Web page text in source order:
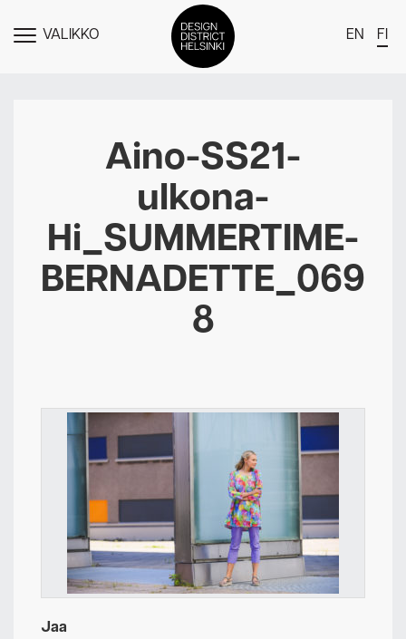
NÄYTÄVALIKKO EN FI
Jäsenet
Tapahtumat
Uutiset
Medialle
Meistä
Design District Helsingin jäsenyydestä
Aino-SS21-
ulkona-
Hi_SUMMERTIME-
BERNADETTE_069
8
Jaa